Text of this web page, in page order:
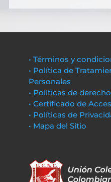
• Términos y
• Política de
Personales
• Políticas de
• Certificado de
• Políticas de
• Mapa del Sitio